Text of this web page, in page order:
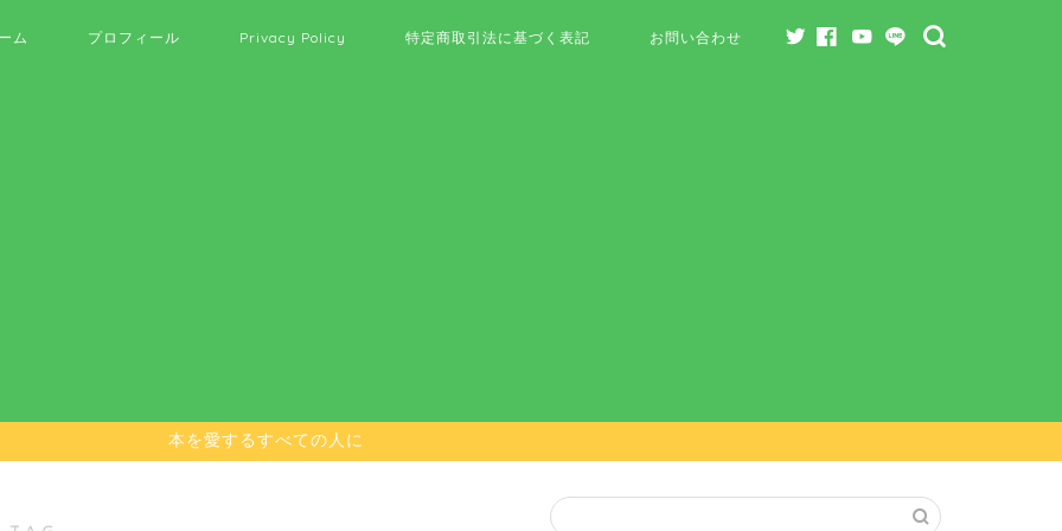
ム プロフィール Privacy Policy 特定商取引法に基づく表記 お問い合わせ
本を愛するすべての人に